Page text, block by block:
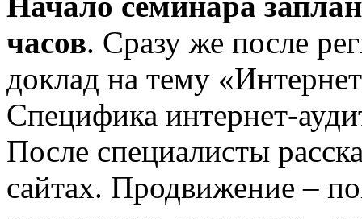
часов. Сразу же после
доклад на тему
Специфика интернет-
После специалисты
сайтах. Продвижение –